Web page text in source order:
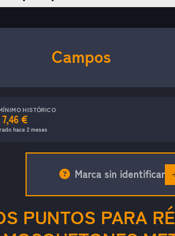
Campos
HISTÓRICO
7,46 €
hace 2 meses
PUNTOS PARA
Marca sin identificar